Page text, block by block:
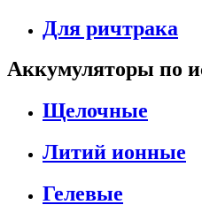
Для ричтрака
Аккумуляторы по
Щелочные
Литий ионные
Гелевые